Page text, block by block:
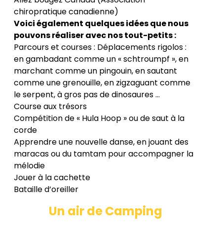
chiropratique canadienne)
Voici également quelques idées que nous
pouvons réaliser avec nos tout-petits :
Parcours et courses : Déplacements rigolos :
en gambadant comme un « schtroumpf », en
marchant comme un pingouin, en sautant
comme une grenouille, en zigzaguant comme
le serpent, à gros pas de dinosaures …
Course aux trésors
Compétition de « Hula Hoop » ou de saut à la
corde
Apprendre une nouvelle danse, en jouant des
maracas ou du tamtam pour accompagner la
mélodie
Jouer à la cachette
Bataille d’oreiller
Un air de Camping